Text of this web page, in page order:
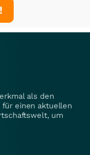
als den
für einen aktuellen
um